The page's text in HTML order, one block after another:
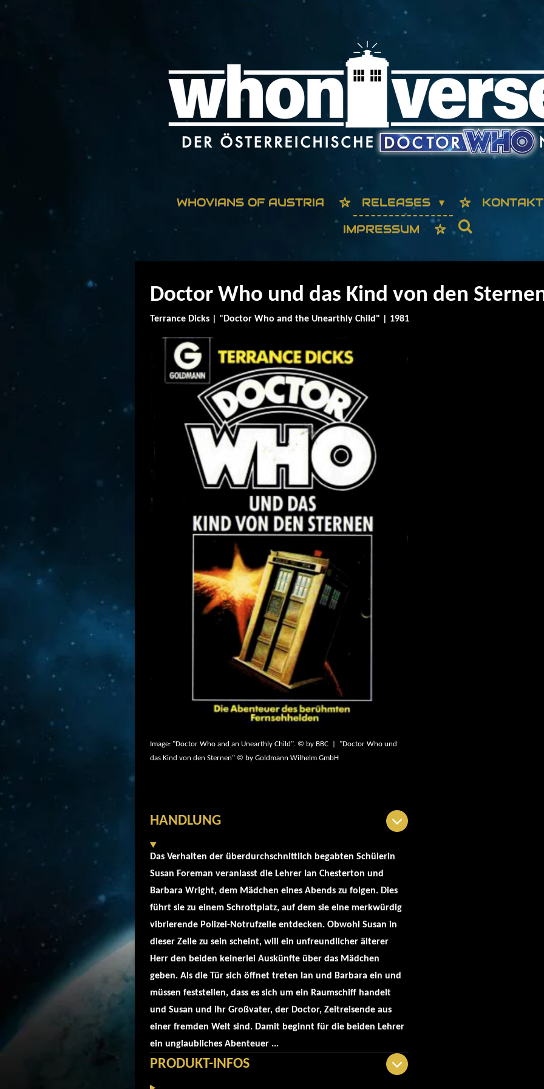
WHOVIANS OF AUSTRIA RELEASES
KONTAKT
IMPRESSUM
Doctor Who und das Kind von den
Terrance Dicks | "Doctor Who and the Unearthly Child" | 1981
Image: "Doctor Who and an Unearthly Child". © by BBC | "Doctor Who und
das Kind von den Sternen" © by Goldmann Wilhelm GmbH
HANDLUNG
Das Verhalten der überdurchschnittlich begabten Schülerin
Susan Foreman veranlasst die Lehrer Ian Chesterton und
Barbara Wright, dem Mädchen eines Abends zu folgen. Dies
führt sie zu einem Schrottplatz, auf dem sie eine merkwürdig
vibrierende Polizei-Notrufzelle entdecken. Obwohl Susan in
dieser Zelle zu sein scheint, will ein unfreundlicher älterer
Herr den beiden keinerlei Auskünfte über das Mädchen
geben. Als die Tür sich öffnet treten Ian und Barbara ein und
müssen feststellen, dass es sich um ein Raumschiff handelt
und Susan und ihr Großvater, der Doctor, Zeitreisende aus
einer fremden Welt sind. Damit beginnt für die beiden Lehrer
ein unglaubliches Abenteuer ...
PRODUKT-INFOS